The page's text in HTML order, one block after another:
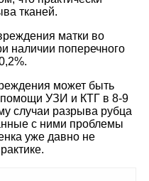
тканей.
матки во
наличии поперечного
может быть
УЗИ и КТГ в 8-9
случаи разрыва рубца
с ними проблемы
уже давно не